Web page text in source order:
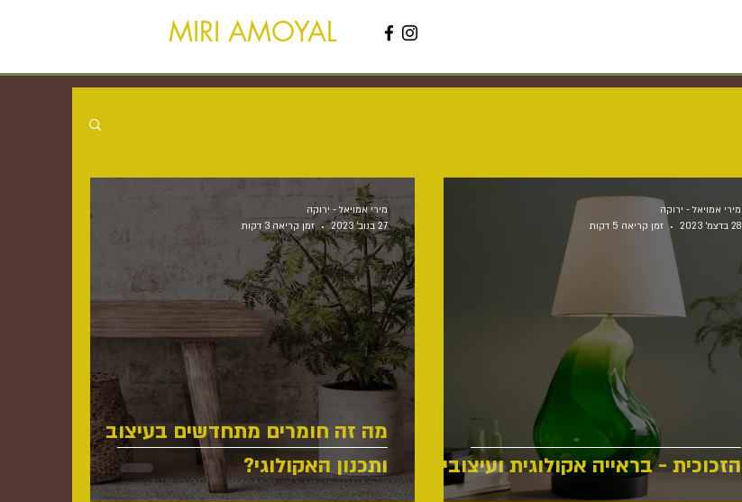
MIRI AMOYAL
הזכוכית - בראייה אקולוגית ועיצובית
מירי אמויאל - ירוקה
28 בדצמ׳ 2023
זמן קריאה 5 דקות
מה זה חומרים מתחדשים בעיצוב
ותכנון האקולוגי?
מירי אמויאל - ירוקה
27 בנוב׳ 2023
זמן קריאה 3 דקות